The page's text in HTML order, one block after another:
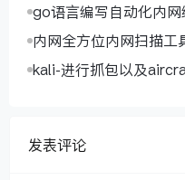
go语言编写自动化内
内网全方位内网扫描工
kali-进行抓包以及
发表评论